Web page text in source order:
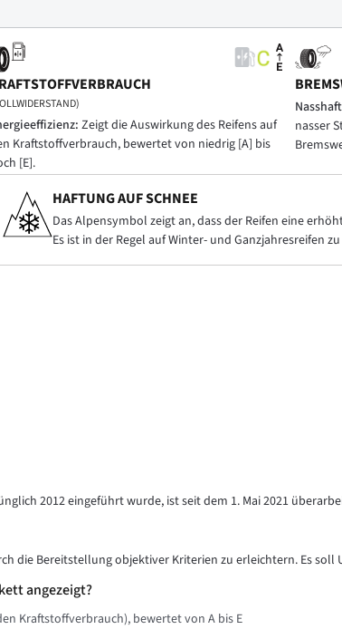
Zeigt die Auswirkung des Reifens auf
Kraftstoffverbrauch, bewertet von niedrig [A] bis
[E].
nasser
HAFTUNG AUF SCHNEE
Das Alpensymbol zeigt an, dass der Reifen eine
Es ist in der Regel auf Winter- und Ganzjahresreifen
2012 eingeführt wurde, ist seit dem 1. Mai 2021
die Bereitstellung objektiver Kriterien zu erleichtern. Es
angezeigt?
Kraftstoffverbrauch), bewertet von A bis E